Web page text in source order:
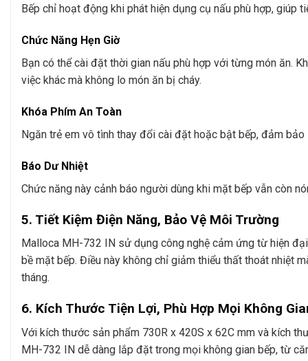
Bếp chỉ hoạt động khi phát hiện dụng cụ nấu phù hợp, giúp
Chức Năng Hẹn Giờ
Bạn có thể cài đặt thời gian nấu phù hợp với từng món ăn.
việc khác mà không lo món ăn bị cháy.
Khóa Phím An Toàn
Ngăn trẻ em vô tình thay đổi cài đặt hoặc bật bếp, đảm
Báo Dư Nhiệt
Chức năng này cảnh báo người dùng khi mặt bếp vẫn còn
5. Tiết Kiệm Điện Năng, Bảo Vệ Môi Trường
Malloca MH-732 IN sử dụng công nghệ cảm ứng từ hiện
bề mặt bếp. Điều này không chỉ giảm thiểu thất thoát nhiệt
tháng.
6. Kích Thước Tiện Lợi, Phù Hợp Mọi Không
Với kích thước sản phẩm 730R x 420S x 62C mm và kích
MH-732 IN dễ dàng lắp đặt trong mọi không gian bếp, từ